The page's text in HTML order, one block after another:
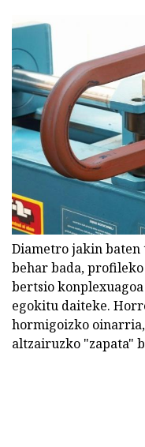
Diametro jakin baten
behar bada,
bertsio
egokitu daiteke.
hormigoizko
altzairuzko "zapata"